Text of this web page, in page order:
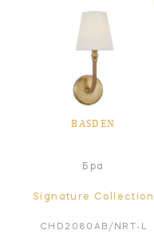
BASDEN
Бра
Signature Collection
CHD2080AB/NRT-L